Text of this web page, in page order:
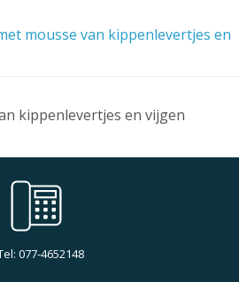
mousse van kippenlevertjes en
kippenlevertjes en vijgen
077-4652148